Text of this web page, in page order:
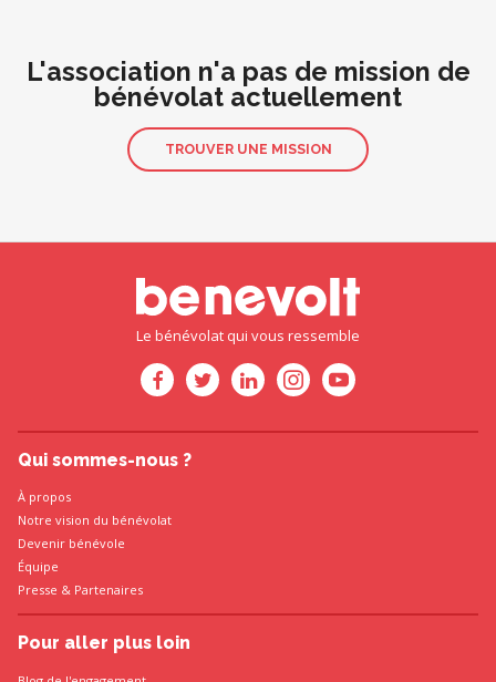
L'association n'a pas de mission de
bénévolat actuellement
TROUVER UNE MISSION
Le bénévolat qui vous ressemble
Qui sommes-nous ?
À propos
Notre vision du bénévolat
Devenir bénévole
Équipe
Presse & Partenaires
Pour aller plus loin